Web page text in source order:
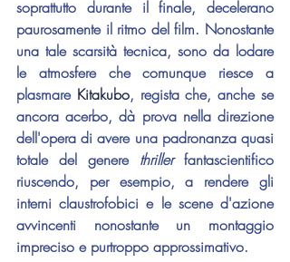
soprattutto durante il finale, decelerano
paurosamente il ritmo del film. Nonostante
una tale scarsità tecnica, sono da lodare
le atmosfere che comunque riesce a
plasmare Kitakubo, regista che, anche se
ancora acerbo, dà prova nella direzione
dell'opera di avere una padronanza quasi
totale del genere thriller fantascientifico
riuscendo, per esempio, a rendere gli
interni claustrofobici e le scene d'azione
avvincenti nonostante un montaggio
impreciso e purtroppo approssimativo.